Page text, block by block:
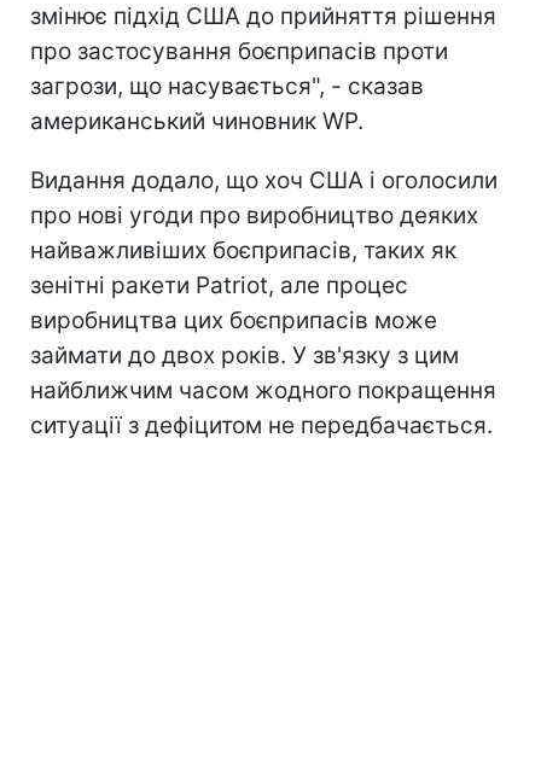
змінює підхід США до прийняття рішення
про застосування боєприпасів проти
загрози, що насувається", - сказав
американський чиновник WP.
Видання додало, що хоч США і оголосили
про нові угоди про виробництво деяких
найважливіших боєприпасів, таких як
зенітні ракети Patriot, але процес
виробництва цих боєприпасів може
займати до двох років. У зв'язку з цим
найближчим часом жодного покращення
ситуації з дефіцитом не передбачається.